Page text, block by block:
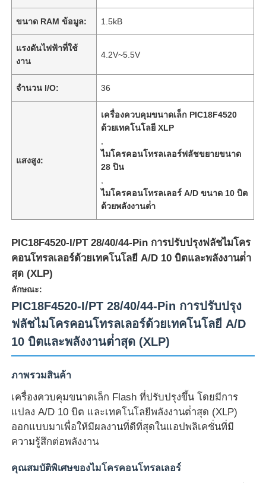
สินค้า
วิดีโอ
ขนาด RAM ข้อมูล: 1.5kB
แรงดันไฟฟ้าที่ใช้
งาน
4.2V~5.5V
จำนวน I/O: 36
แสงสูง:
เครื่องควบคุมขนาดเล็ก PIC18F4520
ด้วยเทคโนโลยี XLP
ไมโครคอนโทรลเลอร์ฟลัชขยายขนาด
28 ปิน
ไมโครคอนโทรลเลอร์ A/D ขนาด 10 บิต
ด้วยพลังงานต่ํา
PIC18F4520-I/PT 28/40/44-Pin การปรับปรุงฟลัชไมโคร
คอนโทรลเลอร์ด้วยเทคโนโลยี A/D 10 บิตและพลังงานต่ํา
สุด (XLP)
ลักษณะ:
PIC18F4520-I/PT 28/40/44-Pin การปรับปรุง
ฟลัชไมโครคอนโทรลเลอร์ด้วยเทคโนโลยี A/D
10 บิตและพลังงานต่ําสุด (XLP)
ภาพรวมสินค้า
เครื่องควบคุมขนาดเล็ก Flash ที่ปรับปรุงขึ้น โดยมีการ
แปลง A/D 10 บิต และเทคโนโลยีพลังงานต่ําสุด (XLP)
ออกแบบมาเพื่อให้มีผลงานที่ดีที่สุดในแอปพลิเคชั่นที่มี
ความรู้สึกต่อพลังงาน
คุณสมบัติพิเศษของไมโครคอนโทรลเลอร์